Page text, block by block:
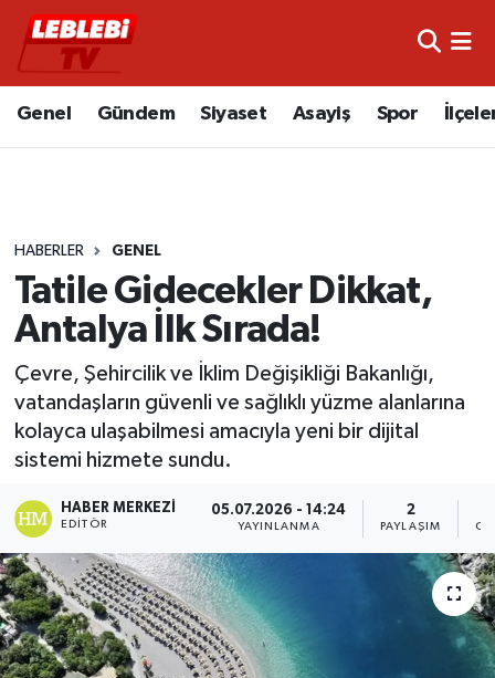
Genel Gündem Siyaset Asayiş Spor
HABERLER GENEL
Tatile Gidecekler Dikkat,
Antalya İlk Sırada!
Çevre, Şehircilik ve İklim Değişikliği Bakanlığı,
vatandaşların güvenli ve sağlıklı yüzme alanlarına
kolayca ulaşabilmesi amacıyla yeni bir dijital
sistemi hizmete sundu.
HABER MERKEZI
EDITÖR
05.07.2026 - 14:24
YAYINLANMA
2
PAYLAŞIM
Hava Durumu
Süper Lig Puan Durumu ve Fikstür
Tüm Manşetler
Son Dakika Haberleri
Haber Arşivi